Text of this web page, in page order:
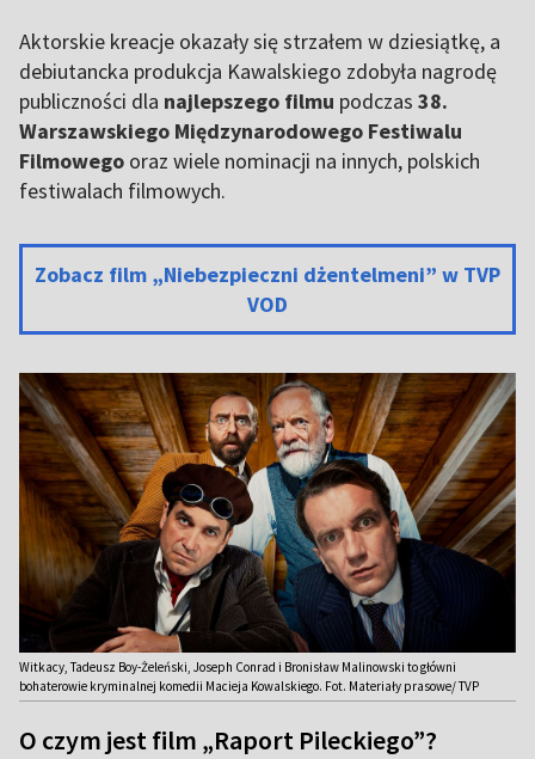
Aktorskie kreacje okazały się strzałem w dziesiątkę, a
debiutancka produkcja Kawalskiego zdobyła nagrodę
publiczności dla najlepszego filmu podczas 38.
Warszawskiego Międzynarodowego Festiwalu
Filmowego oraz wiele nominacji na innych, polskich
festiwalach filmowych.
Zobacz film „Niebezpieczni dżentelmeni” w TVP
VOD
Witkacy, Tadeusz Boy-Żeleński, Joseph Conrad i Bronisław Malinowski to główni
bohaterowie kryminalnej komedii Macieja Kowalskiego. Fot. Materiały prasowe/ TVP
O czym jest film „Raport Pileckiego”?